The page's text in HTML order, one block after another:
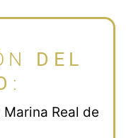
DEL
:
Real de